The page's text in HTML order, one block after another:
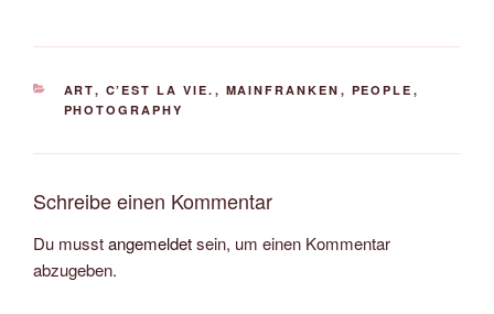
KATEGORIEN
ART, C’EST LA VIE. , MAINFRANKEN , PEOPLE ,
PHOTOGRAPHY
Schreibe einen Kommentar
Du musstangemeldetsein, um einen Kommentar
abzugeben.